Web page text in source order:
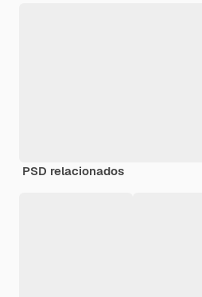
PSD relacionados